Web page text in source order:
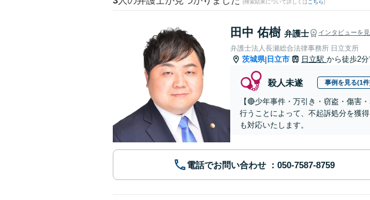
(検索結果について詳しくは こちら)
田中 佑樹 弁護士 インタビューを
弁護士法人長瀬総合法律事務所 日立支所
茨城県| 日立市 日立駅 から徒歩2分
殺人未遂 事例を見る(1件
【🔴少年事件・万引き・窃盗・傷
行うことによって、不起訴処分を獲
も対応いたします。
電話でお問い合わせ